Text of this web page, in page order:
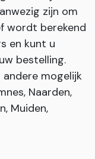
zijn om
wordt berekend
en kunt u
bestelling.
mogelijk
Naarden,
Muiden,